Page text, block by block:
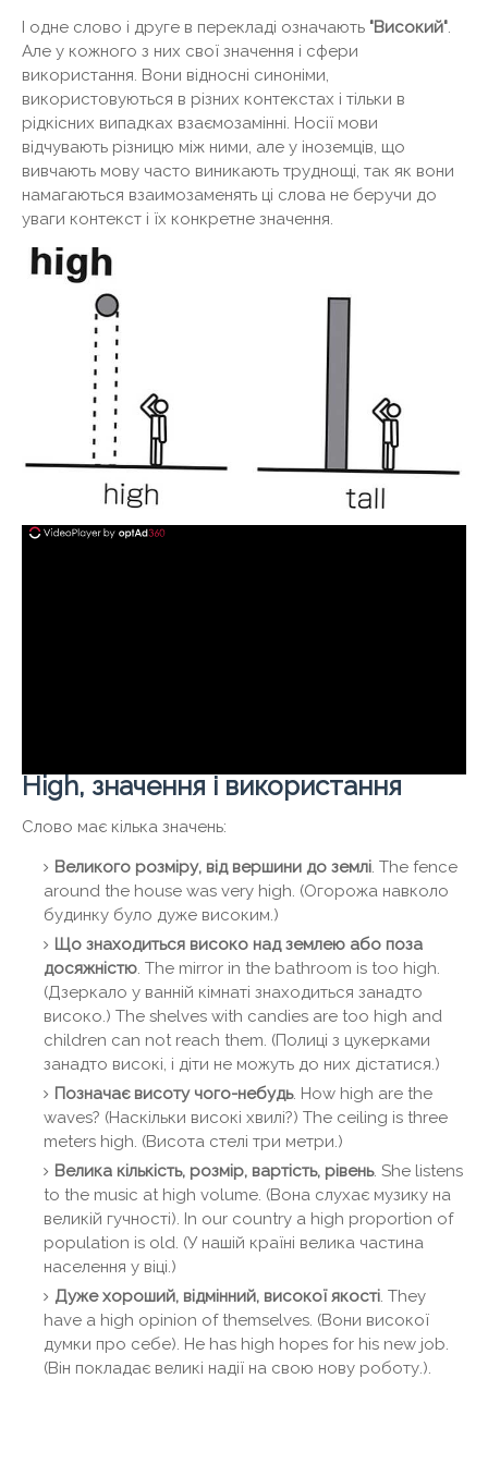
І одне слово і друге в перекладі означають "Високий".
Але у кожного з них свої значення і сфери
використання. Вони відносні синоніми,
використовуються в різних контекстах і тільки в
рідкісних випадках взаємозамінні. Носії мови
відчувають різницю між ними, але у іноземців, що
вивчають мову часто виникають труднощі, так як вони
намагаються взаимозаменять ці слова не беручи до
уваги контекст і їх конкретне значення.
High, значення і використання
Слово має кілька значень:
Великого розміру, від вершини до землі. The fence
around the house was very high. (Огорожа навколо
будинку було дуже високим.)
Що знаходиться високо над землею або поза
досяжністю. The mirror in the bathroom is too high.
(Дзеркало у ванній кімнаті знаходиться занадто
високо.) The shelves with candies are too high and
children can not reach them. (Полиці з цукерками
занадто високі, і діти не можуть до них дістатися.)
Позначає висоту чого-небудь. How high are the
waves? (Наскільки високі хвилі?) The ceiling is three
meters high. (Висота стелі три метри.)
Велика кількість, розмір, вартість, рівень. She listens
to the music at high volume. (Вона слухає музику на
великій гучності). In our country a high proportion of
population is old. (У нашій країні велика частина
населення у віці.)
Дуже хороший, відмінний, високої якості. They
have a high opinion of themselves. (Вони високої
думки про себе). He has high hopes for his new job.
(Він покладає великі надії на свою нову роботу.).